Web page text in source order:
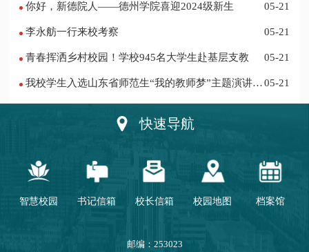
你好，新德院人——德州学院喜迎2024级新生 05-21
李永舫一行来校考察 05-21
青春挥洒乡村校园！学校945名大学生赴基层支教 05-21
我校学生入选山东省师范生“我的教师梦”主题演讲活
05-21
快速导航
智慧校园 书记信箱 校长信箱 校园地图 档案馆
邮编：253023